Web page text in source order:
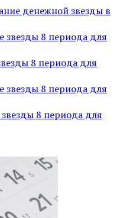
денежной звезды в
звезды 8 периода для
8 периода для
звезды 8 периода для
8 периода для